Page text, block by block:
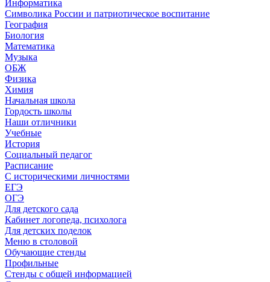
Информатика
Символика России и патриотическое воспитание
География
Биология
Математика
Музыка
ОБЖ
Физика
Химия
Начальная школа
Гордость школы
Наши отличники
Учебные
История
Социальный педагог
Расписание
С историческими личностями
ЕГЭ
ОГЭ
Для детского сада
Кабинет логопеда, психолога
Для детских поделок
Меню в столовой
Обучающие стенды
Профильные
Стенды с общей информацией